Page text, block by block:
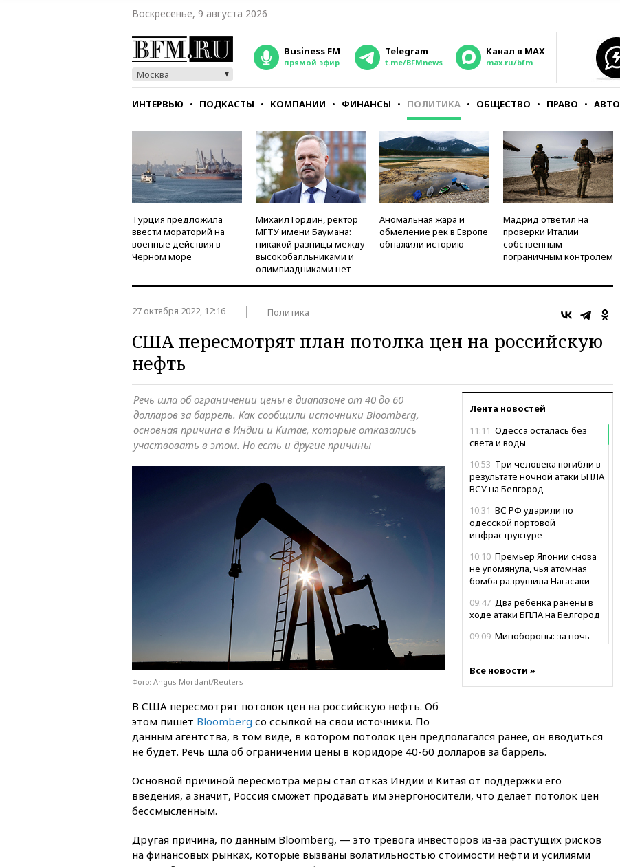
Воскресенье, 9 августа 2026
Москва
Business FM
прямой эфир
Telegram
t.me/BFMnews
Канал в MAX
max.ru/bfm
ИНТЕРВЬЮ ПОДКАСТЫ КОМПАНИИ ФИНАНСЫ ПОЛИТИКА ОБЩЕСТВО ПРАВО АВТО
СТИЛЬ ТЕСТЫ
Турция предложила
ввести мораторий на
военные действия в
Черном море
Михаил Гордин, ректор
МГТУ имени Баумана:
никакой разницы между
высокобалльниками и
олимпиадниками нет
Аномальная жара и
обмеление рек в Европе
обнажили историю
Мадрид ответил на
проверки Италии
собственным
пограничным контролем
27 октября 2022, 12:16 Политика
США пересмотрят план потолка цен на российскую
нефть
Лента новостей
11:11 Одесса осталась без
света и воды
10:53 Три человека погибли в
результате ночной атаки БПЛА
ВСУ на Белгород
10:31 ВС РФ ударили по
одесской портовой
инфраструктуре
10:10 Премьер Японии снова
не упомянула, чья атомная
бомба разрушила Нагасаки
09:47 Два ребенка ранены в
ходе атаки БПЛА на Белгород
09:09 Минобороны: за ночь
08:50 Состояние здоровья
06:25 У берегов Италии
обнаружили затонувшее
05:10«Одиссея» Нолана
02:22Собянин сообщил о
высоких темпах строительства
Все новости »
Речь шла об ограничении цены в диапазоне от 40 до 60
долларов за баррель. Как сообщили источники Bloomberg,
основная причина в Индии и Китае, которые отказались
участвовать в этом. Но есть и другие причины
Фото: Angus Mordant/Reuters
В США пересмотрят потолок цен на российскую нефть. Об
этом пишет Bloomberg со ссылкой на свои источники. По
данным агентства, в том виде, в котором потолок цен предполагался ранее, он вводиться
не будет. Речь шла об ограничении цены в коридоре 40-60 долларов за баррель.
Основной причиной пересмотра меры стал отказ Индии и Китая от поддержки его
введения, а значит, Россия сможет продавать им энергоносители, что делает потолок цен
бессмысленным.
Другая причина, по данным Bloomberg, — это тревога инвесторов из-за растущих рисков
на финансовых рынках, которые вызваны волатильностью стоимости нефти и усилиями